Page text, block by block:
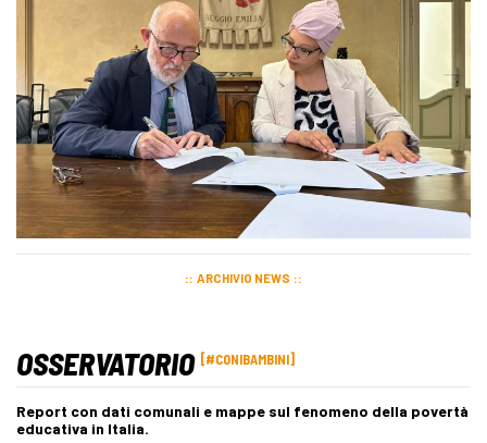
ARCHIVIO NEWS
OSSERVATORIO #CONIBAMBINI
Report con dati comunali e mappe sul fenomeno della povertà
educativa in Italia.